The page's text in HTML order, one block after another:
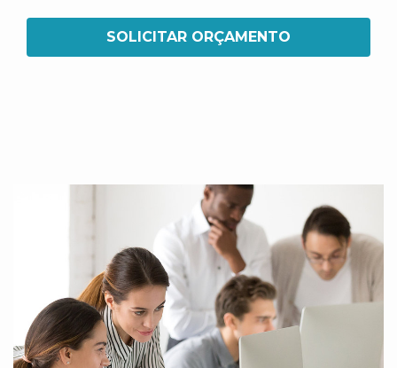
SOLICITAR ORÇAMENTO